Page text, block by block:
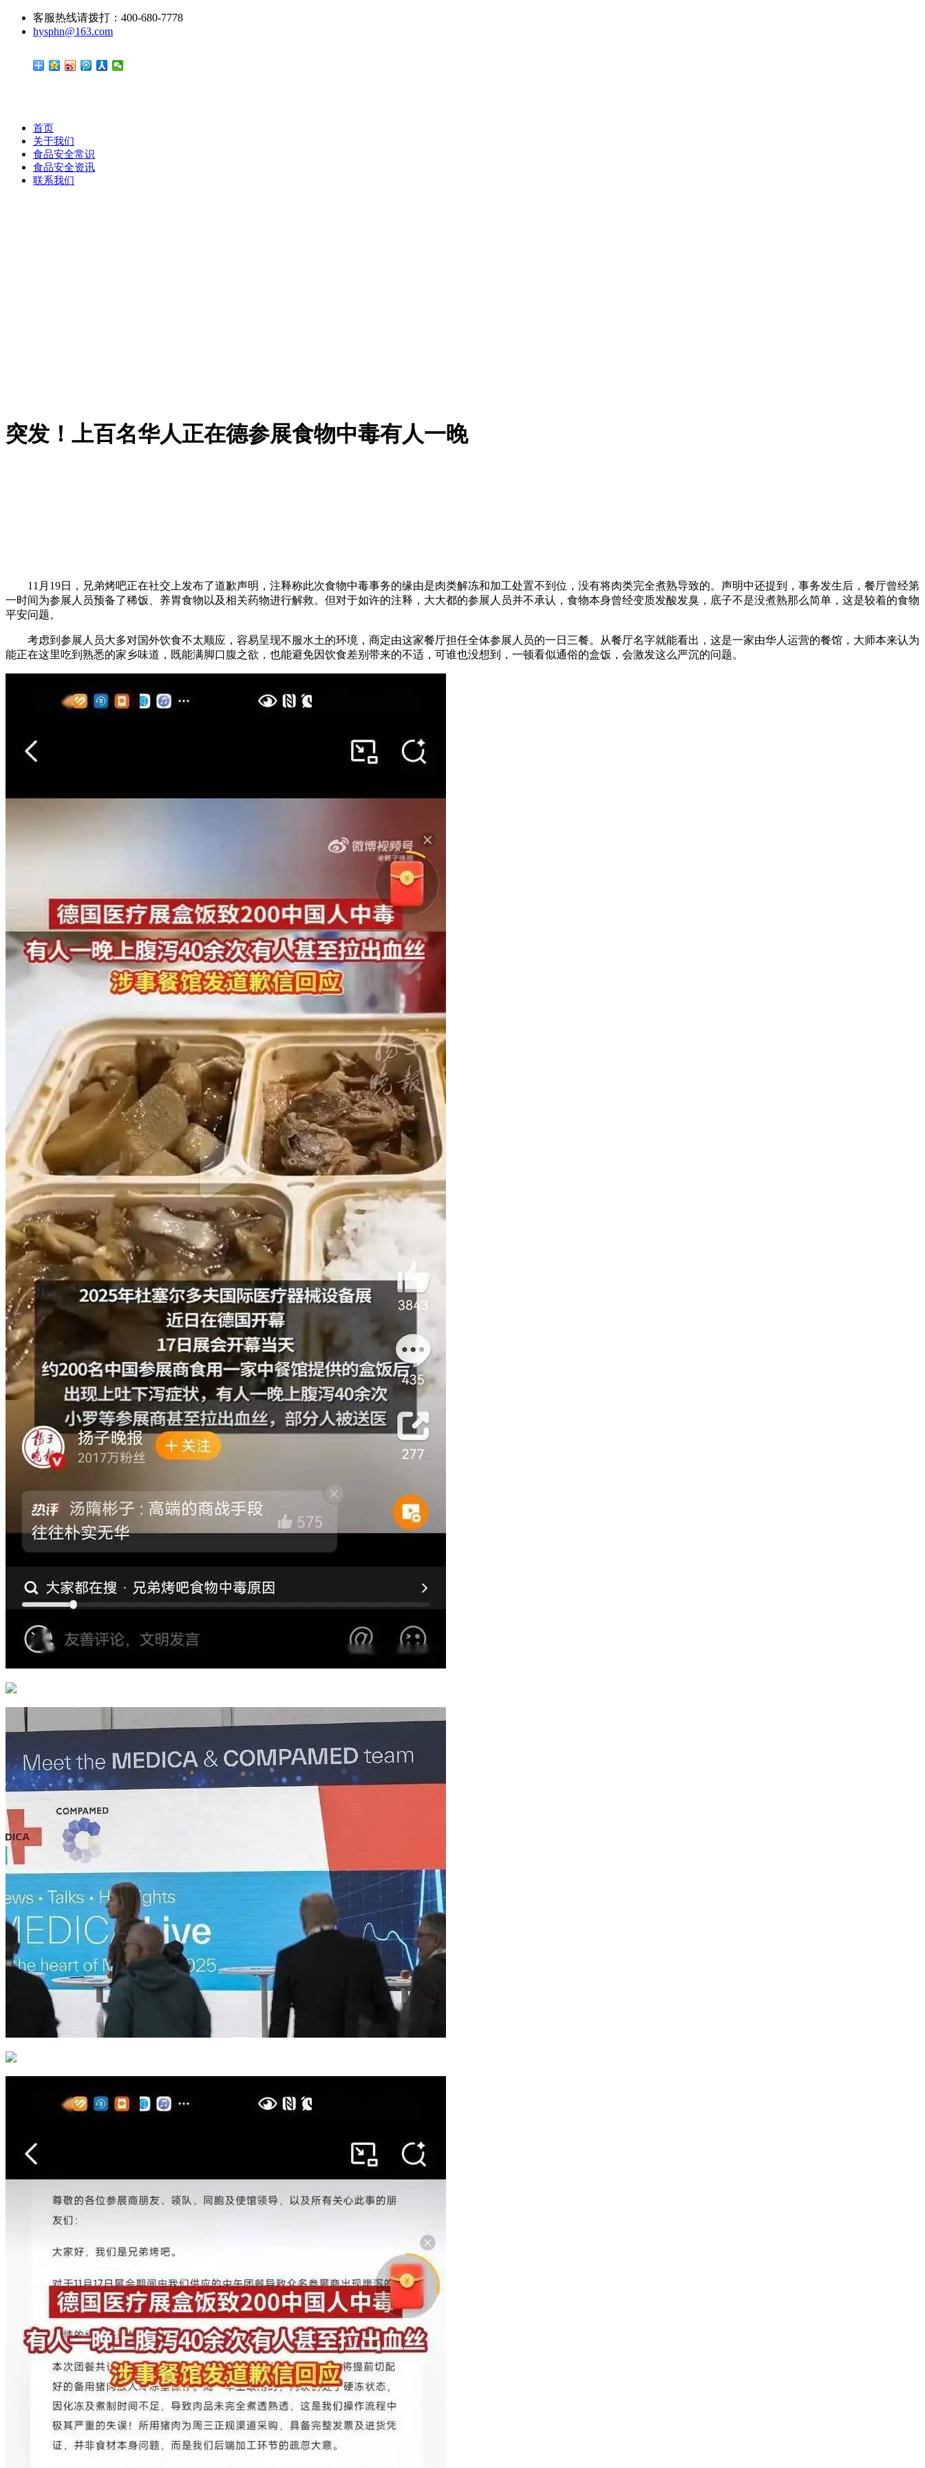
客服热线请拨打：400-680-7778
hysphn@163.com
首页
关于我们
食品安全常识
食品安全资讯
联系我们
突发！上百名华人正在德参展食物中毒有人一晚
11月19日，兄弟烤吧正在社交上发布了道歉声明，注释称此次食物中毒事务的缘由是肉类解冻和加工处置不到位，没有将肉类完全煮熟导致的。声明中还提到，事务发生后，餐厅曾经第
一时间为参展人员预备了稀饭、养胃食物以及相关药物进行解救。但对于如许的注释，大大都的参展人员并不承认，食物本身曾经变质发酸发臭，底子不是没煮熟那么简单，这是较着的食物
平安问题。
考虑到参展人员大多对国外饮食不太顺应，容易呈现不服水土的环境，商定由这家餐厅担任全体参展人员的一日三餐。从餐厅名字就能看出，这是一家由华人运营的餐馆，大师本来认为
能正在这里吃到熟悉的家乡味道，既能满脚口腹之欲，也能避免因饮食差别带来的不适，可谁也没想到，一顿看似通俗的盒饭，会激发这么严沉的问题。